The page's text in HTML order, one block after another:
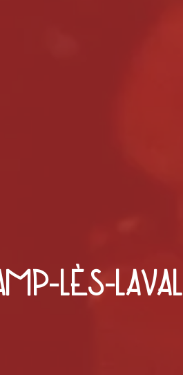
LÈS-LAVAL